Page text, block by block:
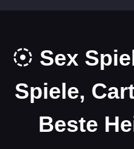
Sex
Spiele,
Beste